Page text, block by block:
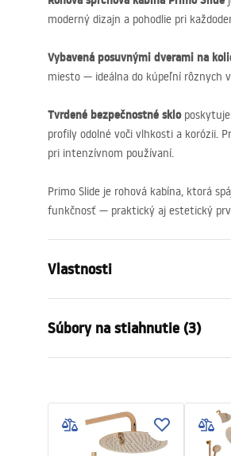
moderný dizajn a pohodlie pri
Vybavená posuvnými dverami na
miesto — ideálna do kúpeľní rôznych
Tvrdené bezpečnostné skloposkytuje
profily odolné voči vlhkosti a korózii.
pri intenzívnom používaní.
Primo Slide je rohová kabína, ktorá
funkčnosť — praktický aj estetický
Vlastnosti
Farba
Typ kabíny
Spôsob otvárania
Súbory na stiahnutie (3)
WARUNKI BEZPIECZENSTWA
KABINY DRZWI PARAWANY.pdf